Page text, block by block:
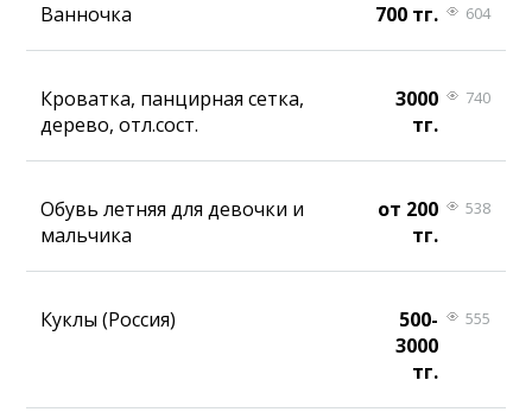
Ванночка 700 тг. 604
Кроватка, панцирная сетка,
дерево, отл.сост.
3000
тг.
740
Обувь летняя для девочки и
мальчика
от 200
тг.
538
Куклы (Россия)
500-
3000
тг.
555